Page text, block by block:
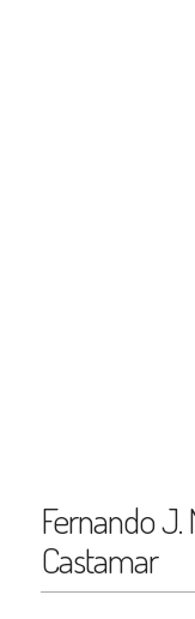
Fernando
Castamar